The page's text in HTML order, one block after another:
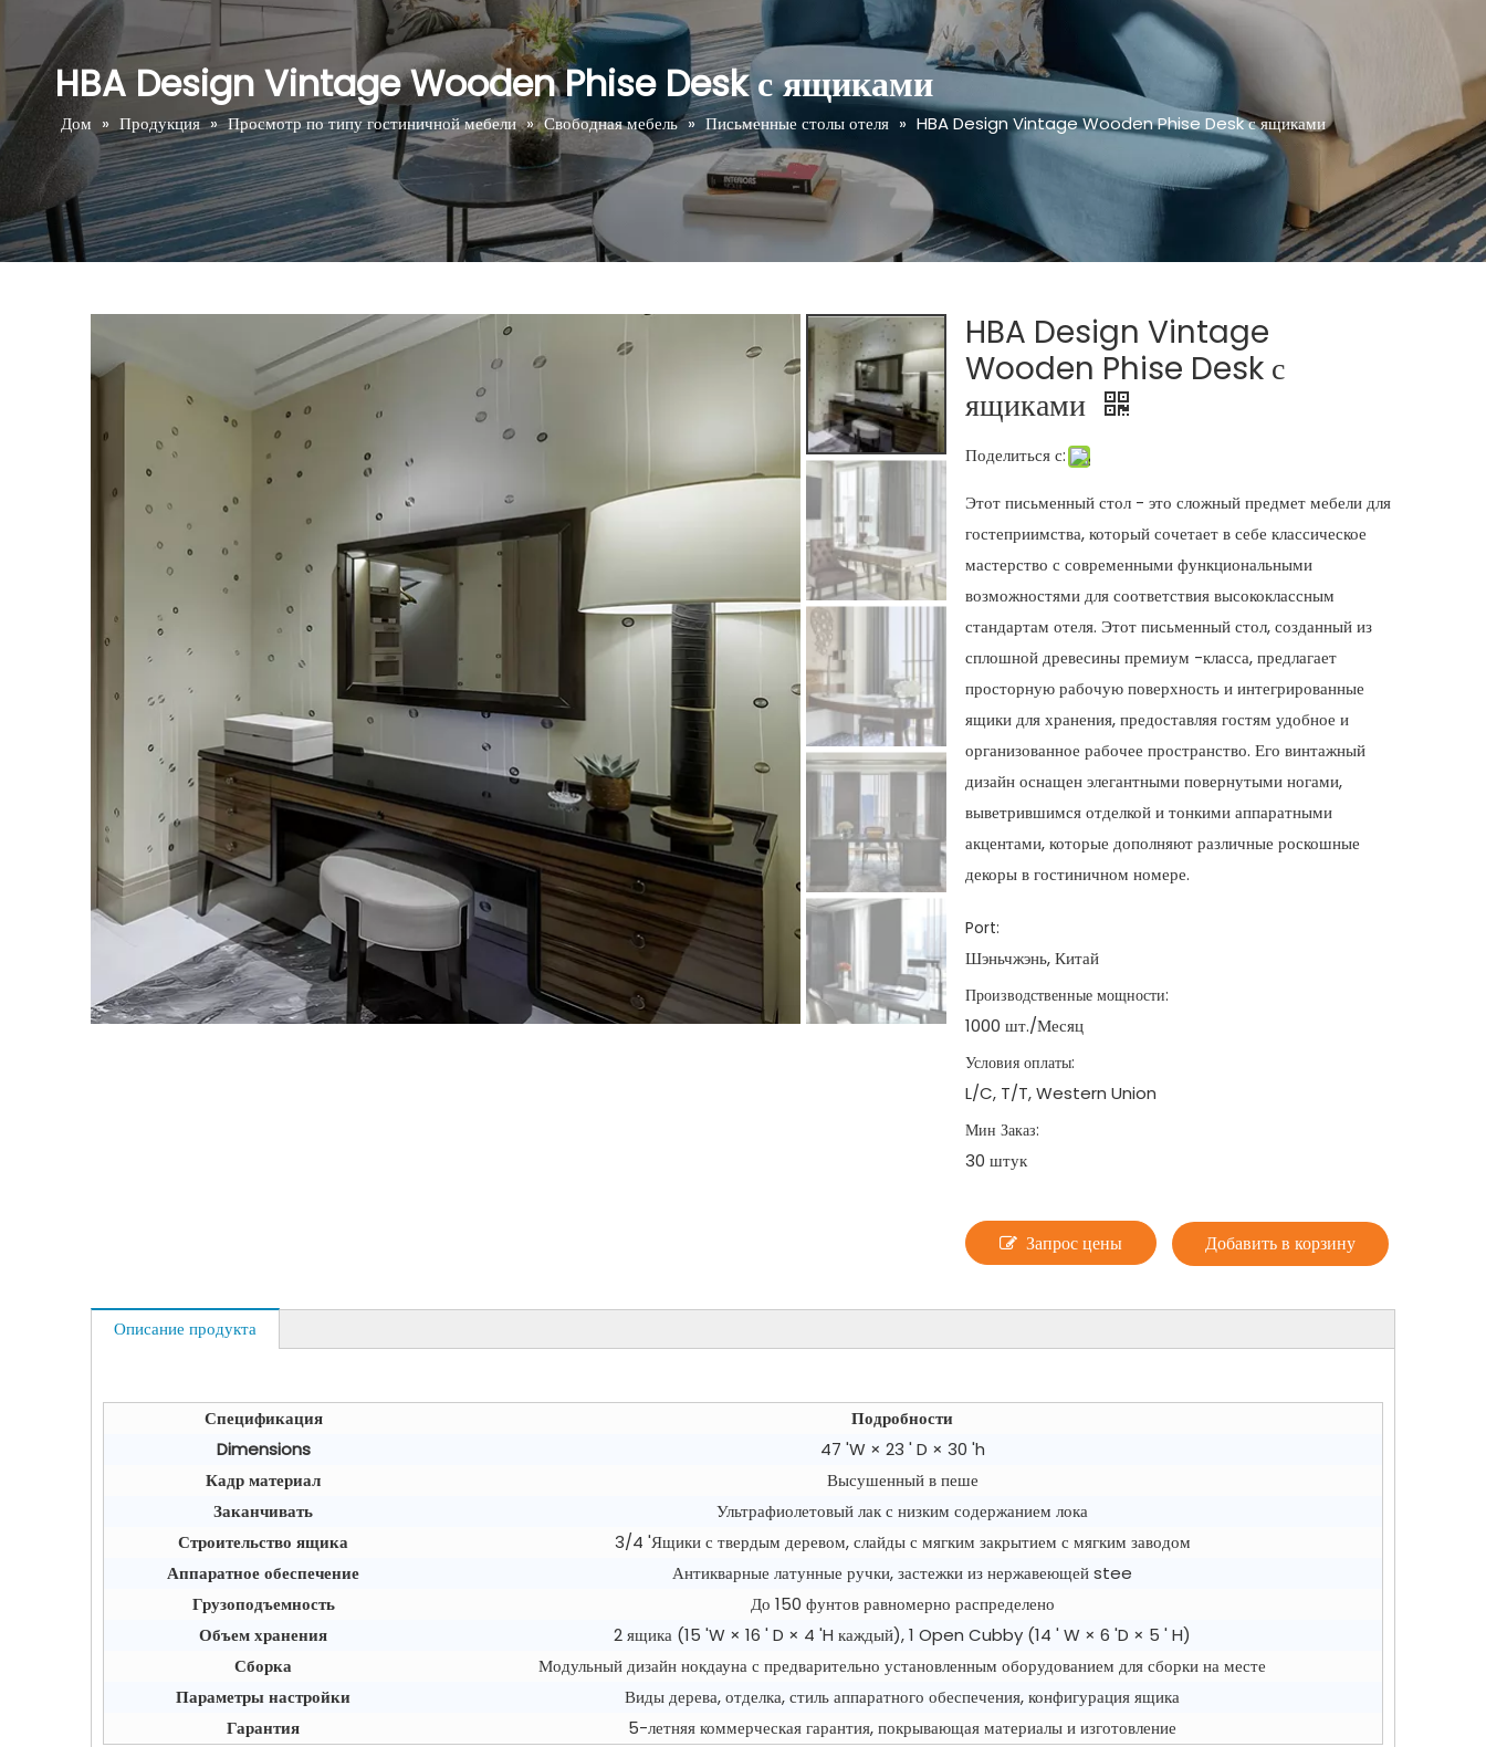
HBA Design Vintage Wooden Phise Desk с ящиками
Дом » Продукция » Просмотр по типу гостиничной мебели » Свободная мебель » Письменные столы отеля » HBA Design Vintage Wooden Phise Desk с ящиками
HBA Design Vintage
Wooden Phise Desk с
ящиками
Поделиться с:
Этот письменный стол - это сложный предмет мебели для
гостеприимства, который сочетает в себе классическое
мастерство с современными функциональными
возможностями для соответствия высококлассным
стандартам отеля. Этот письменный стол, созданный из
сплошной древесины премиум -класса, предлагает
просторную рабочую поверхность и интегрированные
ящики для хранения, предоставляя гостям удобное и
организованное рабочее пространство. Его винтажный
дизайн оснащен элегантными повернутыми ногами,
выветрившимся отделкой и тонкими аппаратными
акцентами, которые дополняют различные роскошные
декоры в гостиничном номере.
Port:
Шэньчжэнь, Китай
Производственные мощности:
1000 шт./Месяц
Условия оплаты:
L/C, T/T, Western Union
Мин Заказ:
30 штук
Запрос цены Добавить в корзину
Описание продукта
Спецификация
Подробности
Dimensions
47 'W × 23 ' D × 30 'h
Кадр материал
Высушенный в пеше
Заканчивать
Ультрафиолетовый лак с низким содержанием лока
Строительство ящика
3/4 'Ящики с твердым деревом, слайды с мягким закрытием с мягким заводом
Аппаратное обеспечение
Антикварные латунные ручки, застежки из нержавеющей stee
Грузоподъемность
До 150 фунтов равномерно распределено
Объем хранения
2 ящика (15 'W × 16 ' D × 4 'H каждый), 1 Open Cubby (14 ' W × 6 'D × 5 ' H)
Сборка
Модульный дизайн нокдауна с предварительно установленным оборудованием для сборки на месте
Параметры настройки
Виды дерева, отделка, стиль аппаратного обеспечения, конфигурация ящика
Гарантия
5-летняя коммерческая гарантия, покрывающая материалы и изготовление